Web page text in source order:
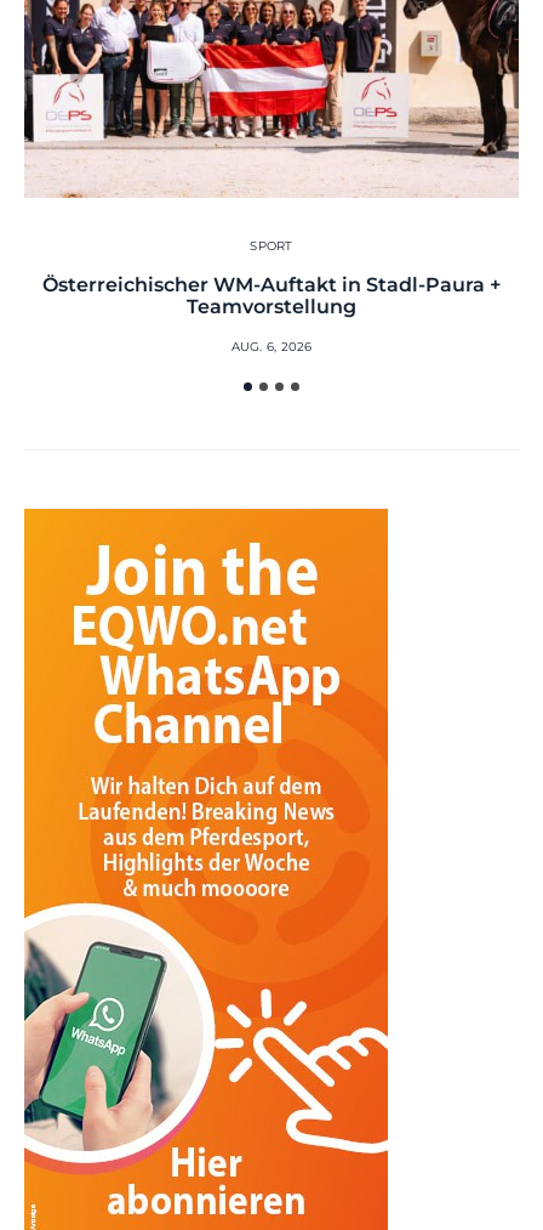
SPORT
Österreichischer WM-Auftakt in Stadl-Paura +
Teamvorstellung
AUG. 6, 2026